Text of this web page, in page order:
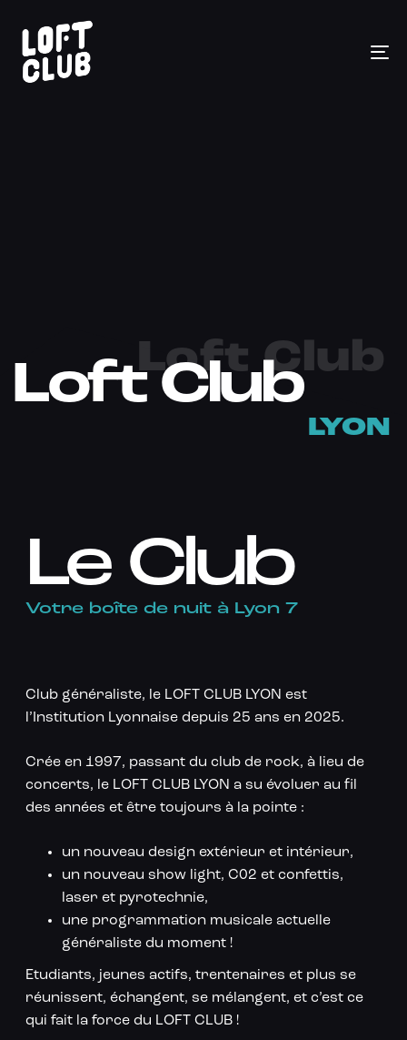
Loft Club
Loft Club
LYON
Le Club
Votre boîte de nuit à Lyon 7
Club généraliste, le LOFT CLUB LYON est
l’Institution Lyonnaise depuis 25 ans en 2025.
Crée en 1997, passant du club de rock, à lieu de
concerts, le LOFT CLUB LYON a su évoluer au fil
des années et être toujours à la pointe :
un nouveau design extérieur et intérieur,
un nouveau show light, C02 et confettis,
laser et pyrotechnie,
une programmation musicale actuelle
généraliste du moment !
Etudiants, jeunes actifs, trentenaires et plus se
réunissent, échangent, se mélangent, et c’est ce
qui fait la force du LOFT CLUB !